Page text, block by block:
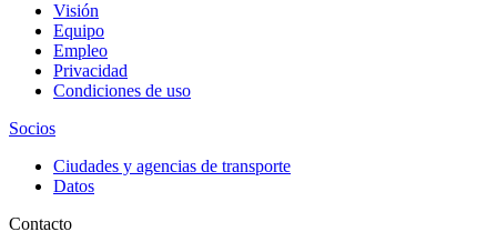
Visión
Equipo
Empleo
Privacidad
Condiciones de uso
Socios
Ciudades y agencias de transporte
Datos
Contacto